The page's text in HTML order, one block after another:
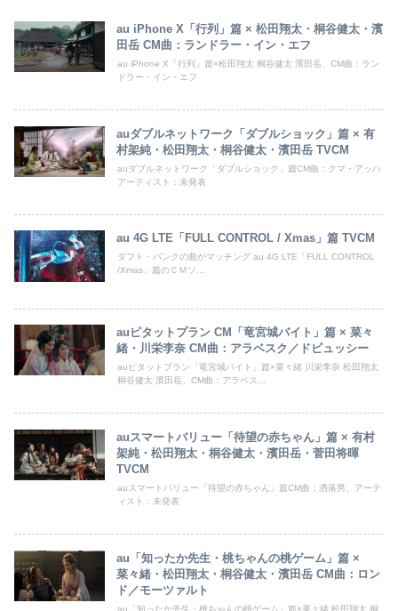
au iPhone X「行列」篇 × 松田翔太・桐谷健太・濱
田岳 CM曲：ランドラー・イン・エフ
au iPhone X「行列」篇×松田翔太 桐谷健太 濱田岳、CM曲：ラン
ドラー・イン・エフ
auダブルネットワーク「ダブルショック」篇 × 有
村架純・松田翔太・桐谷健太・濱田岳 TVCM
auダブルネットワーク「ダブルショック」篇CM曲：クマ・アッハ
アーティスト：未発表
au 4G LTE「FULL CONTROL / Xmas」篇 TVCM
ダフト・パンクの曲がマッチング au 4G LTE「FULL CONTROL
/Xmas」篇のＣＭソ...
auピタットプラン CM「竜宮城バイト」篇 × 菜々
緒・川栄李奈 CM曲：アラベスク／ドビュッシー
auピタットプラン「竜宮城バイト」篇×菜々緒 川栄李奈 松田翔太
桐谷健太 濱田岳、CM曲：アラベス...
auスマートバリュー「待望の赤ちゃん」篇 × 有村
架純・松田翔太・桐谷健太・濱田岳・菅田将暉
TVCM
auスマートバリュー「待望の赤ちゃん」篇CM曲：洒落男、アーテ
ィスト：未発表
au「知ったか先生・桃ちゃんの桃ゲーム」篇 ×
菜々緒・松田翔太・桐谷健太・濱田岳 CM曲：ロン
ド／モーツァルト
au「知ったか先生・桃ちゃんの桃ゲーム」篇×菜々緒 松田翔太 桐